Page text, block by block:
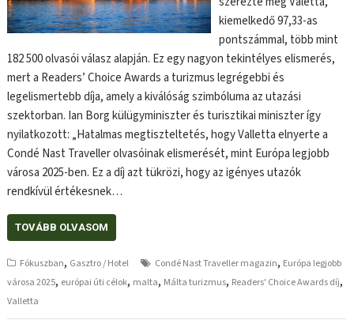
kiemelkedő 97,33-as
pontszámmal, több mint
182 500 olvasói válasz alapján. Ez egy nagyon tekintélyes elismerés,
mert a Readers’ Choice Awards a turizmus legrégebbi és
legelismertebb díja, amely a kiválóság szimbóluma az utazási
szektorban. Ian Borg külügyminiszter és turisztikai miniszter így
nyilatkozott: „Hatalmas megtiszteltetés, hogy Valletta elnyerte a
Condé Nast Traveller olvasóinak elismerését, mint Európa legjobb
városa 2025-ben. Ez a díj azt tükrözi, hogy az igényes utazók
rendkívül értékesnek…
TOVÁBB OLVASOM
Fókuszban, Gasztro / Hotel Condé Nast Traveller magazin, Európa legjobb
városa 2025, európai úti célok, malta, Málta turizmus, Readers' Choice Awards díj,
Valletta